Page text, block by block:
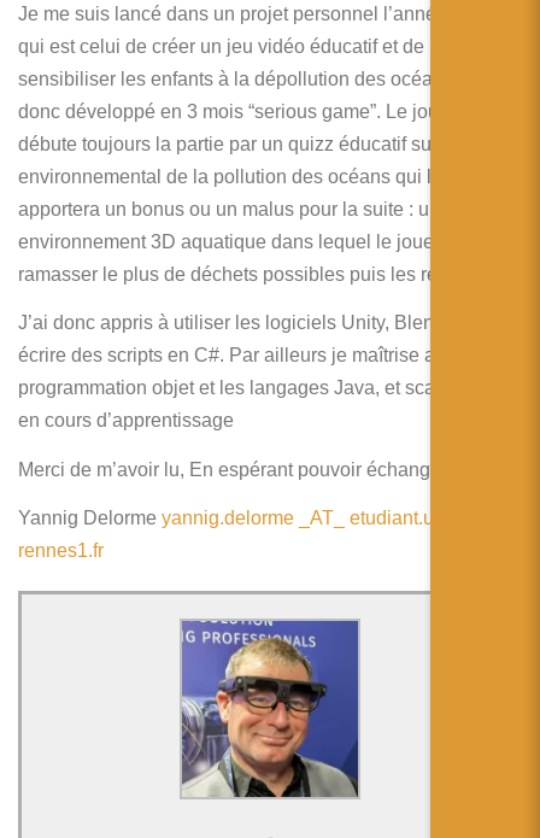
Je me suis lancé dans un projet personnel l’année passée,
qui est celui de créer un jeu vidéo éducatif et de
sensibiliser les enfants à la dépollution des océans. J’ai
donc développé en 3 mois “serious game”. Le joueur
débute toujours la partie par un quizz éducatif sur l’impact
environnemental de la pollution des océans qui lui
apportera un bonus ou un malus pour la suite : un
environnement 3D aquatique dans lequel le joueur doit
ramasser le plus de déchets possibles puis les recycler.
J’ai donc appris à utiliser les logiciels Unity, Blender j’ai dû
écrire des scripts en C#. Par ailleurs je maîtrise aussi la
programmation objet et les langages Java, et scala, C++
en cours d’apprentissage
Merci de m’avoir lu, En espérant pouvoir échanger
Yannig Delorme yannig.delorme _AT_ etudiant.univ-
rennes1.fr